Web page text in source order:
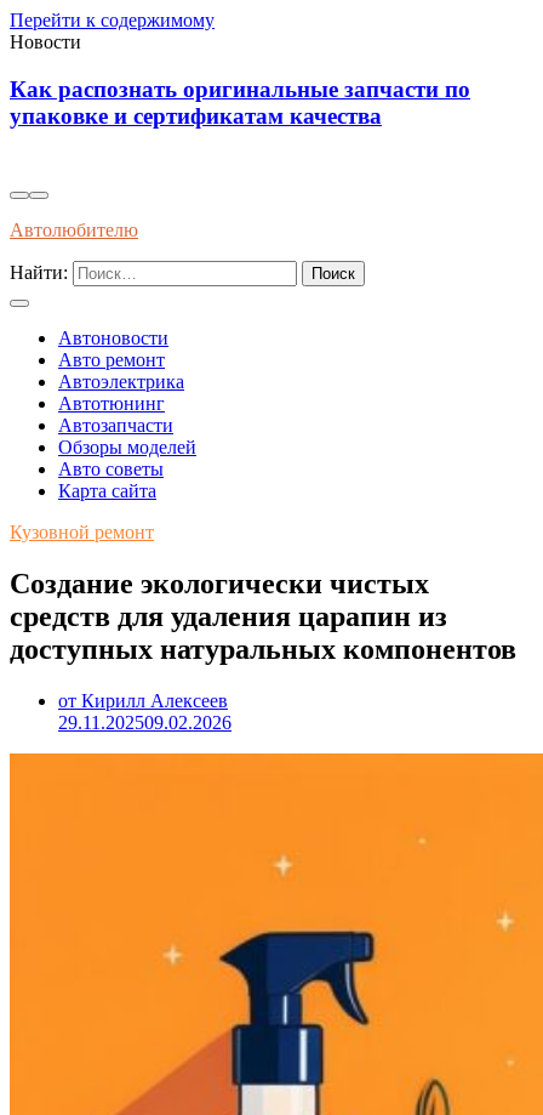
Перейти к содержимому
Новости
распознать оригинальные запчасти по
и сертификатам качества
Автолюбителю
Найти:
Автоновости
Авто ремонт
Автоэлектрика
Автотюнинг
Автозапчасти
Обзоры моделей
Авто советы
Карта сайта
Кузовной ремонт
Создание экологически чистых
средств для удаления царапин из
доступных натуральных компонентов
от Кирилл Алексеев
29.11.202509.02.2026